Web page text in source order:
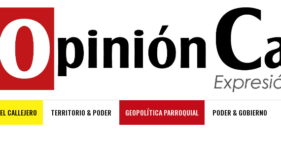
EL CALLEJERO TERRITORIO & PODER GEOPOLÍTICA PARROQUIAL PODER & GOBIERNO